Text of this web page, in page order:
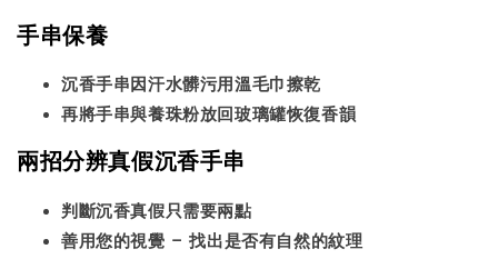
手串保養
沉香手串因汗水髒污用溫毛巾擦乾
再將手串與養珠粉放回玻璃罐恢復香韻
兩招分辨真假沉香手串
判斷沉香真假只需要兩點
善用您的視覺 - 找出是否有自然的紋理